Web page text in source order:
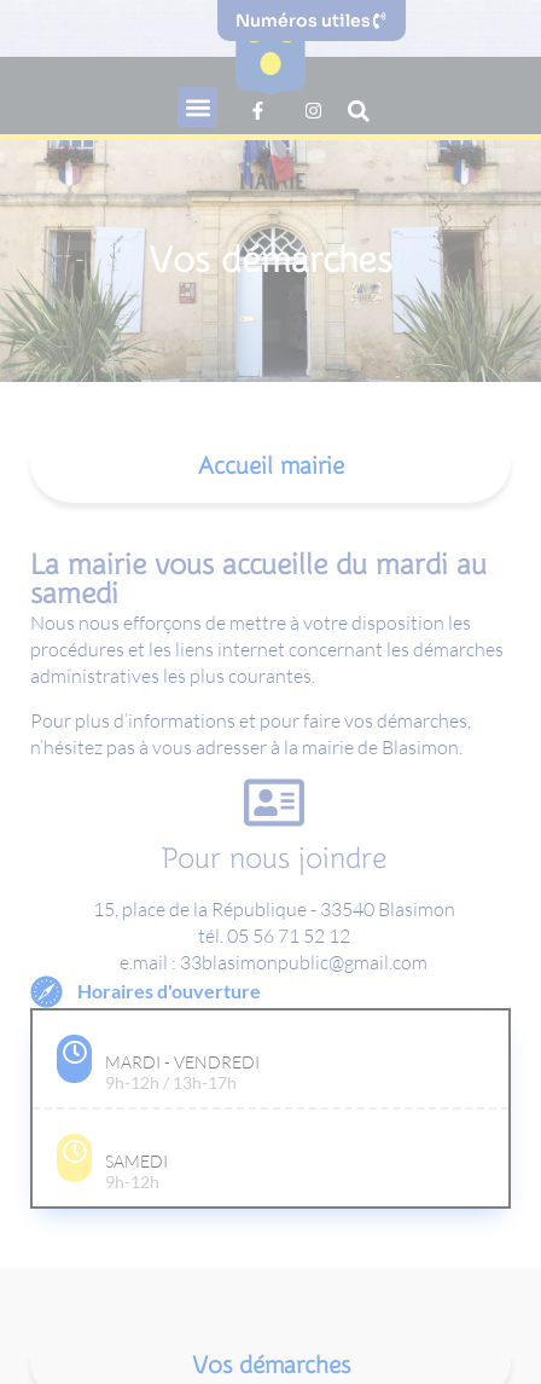
Numéros utiles
Vos démarches
Accueil mairie
La mairie vous accueille du mardi au
samedi
Nous nous efforçons de mettre à votre disposition les
procédures et les liens internet concernant les démarches
administratives les plus courantes.
Pour plus d’informations et pour faire vos démarches,
n’hésitez pas à vous adresser à la mairie de Blasimon.
Pour nous joindre
15, place de la République - 33540 Blasimon
tél. 05 56 71 52 12
e.mail : 33blasimonpublic@gmail.com
Horaires d'ouverture
MARDI - VENDREDI
9h-12h / 13h-17h
SAMEDI
9h-12h
Vos démarches